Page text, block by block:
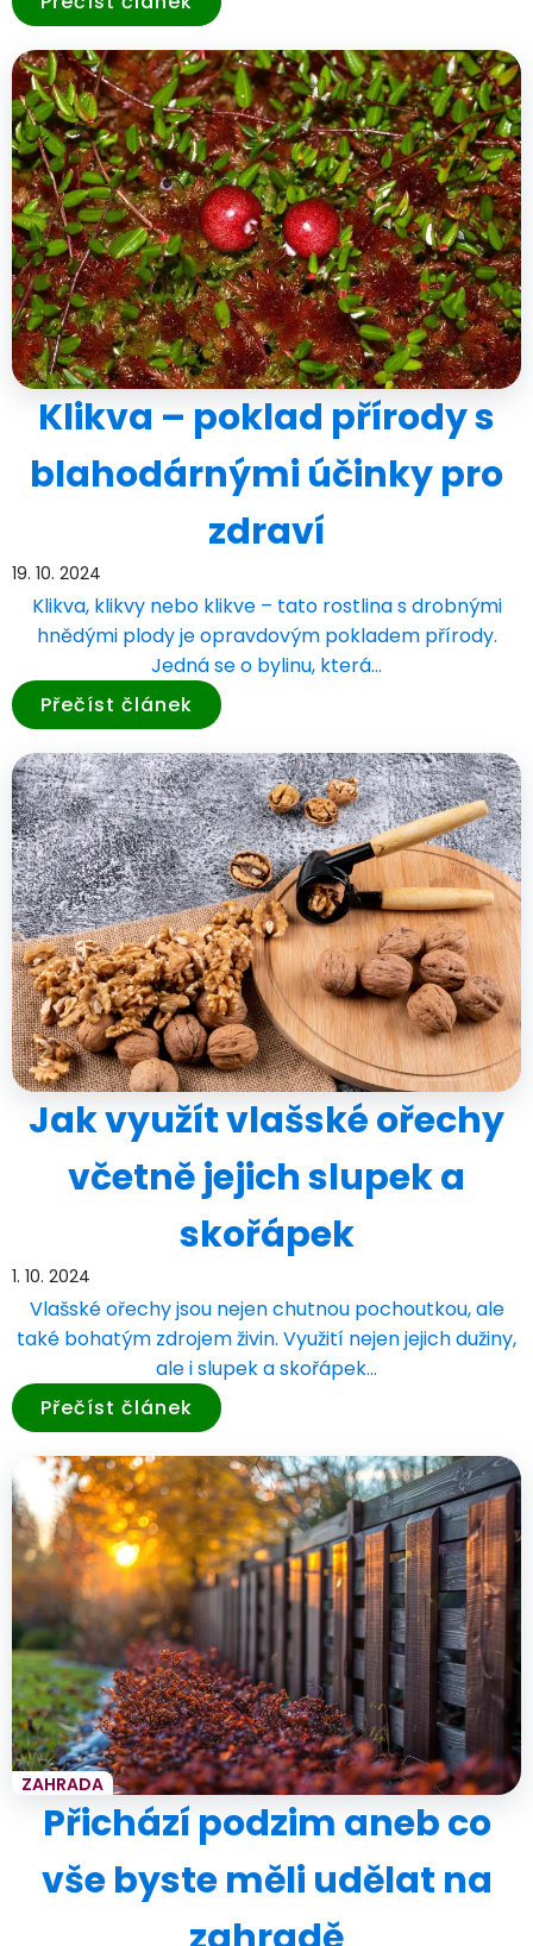
Klikva – poklad přírody s
blahodárnými účinky pro
zdraví
19. 10. 2024
Klikva, klikvy nebo klikve – tato rostlina s drobnými
hnědými plody je opravdovým pokladem přírody.
Jedná se o bylinu, která…
Přečíst článek
Jak využít vlašské ořechy
včetně jejich slupek a
skořápek
1. 10. 2024
Vlašské ořechy jsou nejen chutnou pochoutkou, ale
také bohatým zdrojem živin. Využití nejen jejich dužiny,
ale i slupek a skořápek…
Přečíst článek
ZAHRADA
Přichází podzim aneb co
vše byste měli udělat na